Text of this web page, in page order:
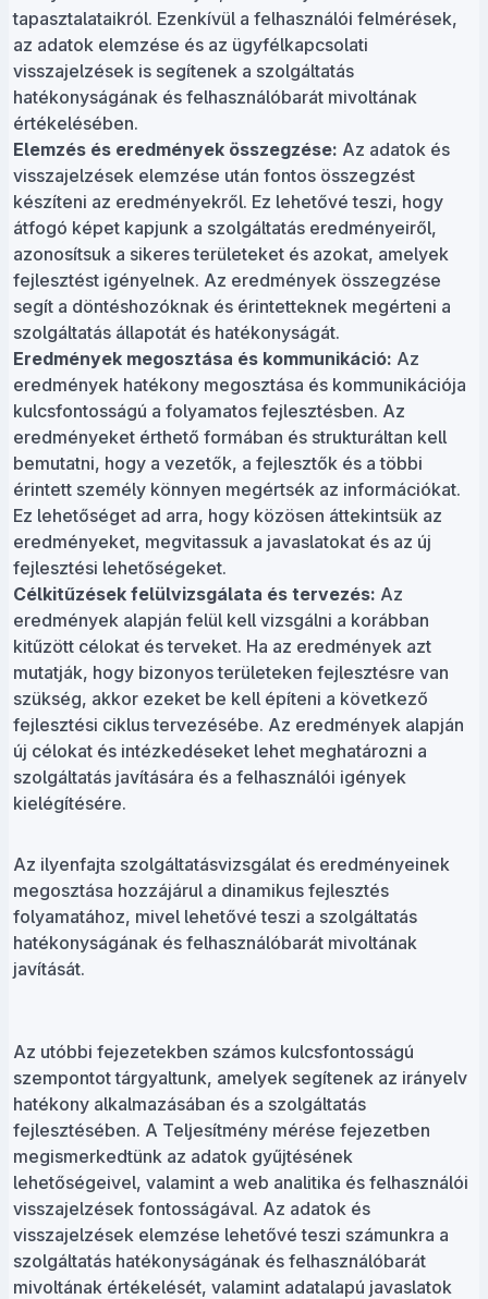
tapasztalataikról. Ezenkívül a felhasználói felmérések,
az adatok elemzése és az ügyfélkapcsolati
visszajelzések is segítenek a szolgáltatás
hatékonyságának és felhasználóbarát mivoltának
értékelésében.
Elemzés és eredmények összegzése: Az adatok és
visszajelzések elemzése után fontos összegzést
készíteni az eredményekről. Ez lehetővé teszi, hogy
átfogó képet kapjunk a szolgáltatás eredményeiről,
azonosítsuk a sikeres területeket és azokat, amelyek
fejlesztést igényelnek. Az eredmények összegzése
segít a döntéshozóknak és érintetteknek megérteni a
szolgáltatás állapotát és hatékonyságát.
Eredmények megosztása és kommunikáció: Az
eredmények hatékony megosztása és kommunikációja
kulcsfontosságú a folyamatos fejlesztésben. Az
eredményeket érthető formában és strukturáltan kell
bemutatni, hogy a vezetők, a fejlesztők és a többi
érintett személy könnyen megértsék az információkat.
Ez lehetőséget ad arra, hogy közösen áttekintsük az
eredményeket, megvitassuk a javaslatokat és az új
fejlesztési lehetőségeket.
Célkitűzések felülvizsgálata és tervezés: Az
eredmények alapján felül kell vizsgálni a korábban
kitűzött célokat és terveket. Ha az eredmények azt
mutatják, hogy bizonyos területeken fejlesztésre van
szükség, akkor ezeket be kell építeni a következő
fejlesztési ciklus tervezésébe. Az eredmények alapján
új célokat és intézkedéseket lehet meghatározni a
szolgáltatás javítására és a felhasználói igények
kielégítésére.
Az ilyenfajta szolgáltatásvizsgálat és eredményeinek
megosztása hozzájárul a dinamikus fejlesztés
folyamatához, mivel lehetővé teszi a szolgáltatás
hatékonyságának és felhasználóbarát mivoltának
javítását.
Az utóbbi fejezetekben számos kulcsfontosságú
szempontot tárgyaltunk, amelyek segítenek az irányelv
hatékony alkalmazásában és a szolgáltatás
fejlesztésében. A Teljesítmény mérése fejezetben
megismerkedtünk az adatok gyűjtésének
lehetőségeivel, valamint a web analitika és felhasználói
visszajelzések fontosságával. Az adatok és
visszajelzések elemzése lehetővé teszi számunkra a
szolgáltatás hatékonyságának és felhasználóbarát
mivoltának értékelését, valamint adatalapú javaslatok